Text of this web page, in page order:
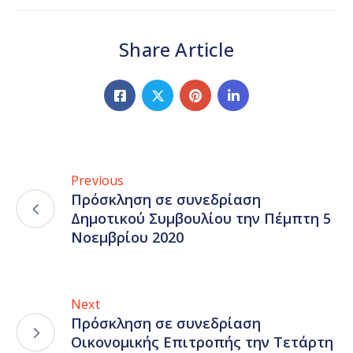
Share Article
Previous
Πρόσκληση σε συνεδρίαση
Δημοτικού Συμβουλίου την Πέμπτη 5
Νοεμβρίου 2020
Next
Πρόσκληση σε συνεδρίαση
Οικονομικής Επιτροπής την Τετάρτη